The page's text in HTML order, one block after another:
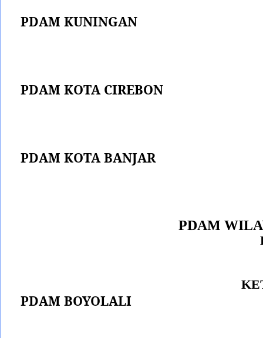
PDAM KUNINGAN
PDAM KOTA CIREBON
PDAM KOTA BANJAR
PDAM
PDAM BOYOLALI